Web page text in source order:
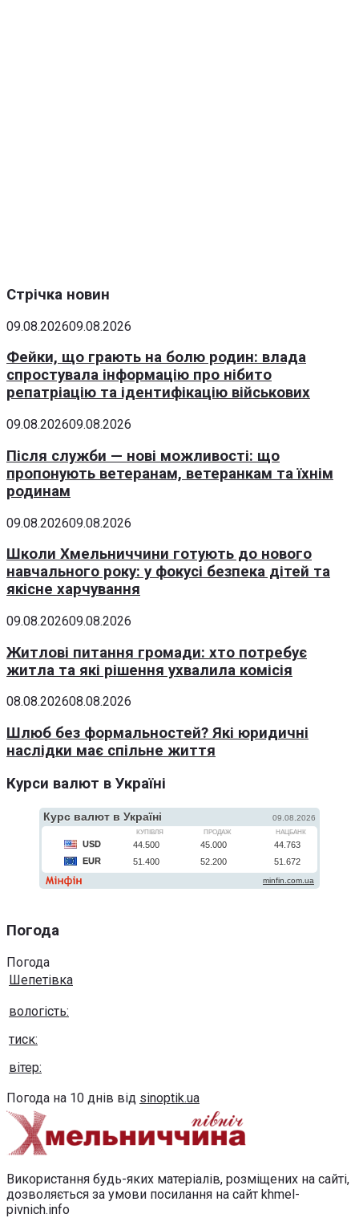
Стрічка новин
09.08.202609.08.2026
Фейки, що грають на болю родин: влада
спростувала інформацію про нібито
репатріацію та ідентифікацію військових
09.08.202609.08.2026
Після служби — нові можливості: що
пропонують ветеранам, ветеранкам та їхнім
родинам
09.08.202609.08.2026
Школи Хмельниччини готують до нового
навчального року: у фокусі безпека дітей та
якісне харчування
09.08.202609.08.2026
Житлові питання громади: хто потребує
житла та які рішення ухвалила комісія
08.08.202608.08.2026
Шлюб без формальностей? Які юридичні
наслідки має спільне життя
Курси валют в Україні
Погода
Погода
Шепетівка
вологість:
тиск:
вітер:
Погода на 10 днів від sinoptik.ua
Використання будь-яких матеріалів, розміщених на сайті,
дозволяється за умови посилання на сайт khmel-
pivnich.info